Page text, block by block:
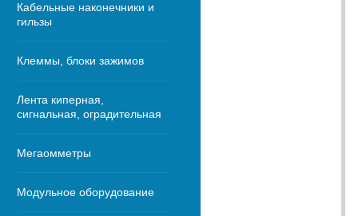
Кабельные наконечники и
гильзы
Клеммы, блоки зажимов
Лента киперная,
сигнальная, оградительная
Мегаомметры
Модульное оборудование